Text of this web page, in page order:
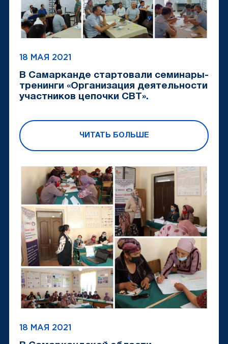
18 МАЯ 2021
В Самарканде стартовали семинары-
тренинги «Организация деятельности
участников цепочки CBT».
ЧИТАТЬ БОЛЬШЕ
18 МАЯ 2021